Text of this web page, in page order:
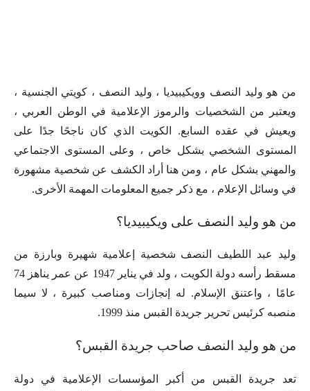
من هو وليد النصف وويكيبيديا ، وليد النصف ، كويتي الجنسية ،
ويعتبر من الشخصيات والرموز الإعلامية في الوطن العربي ،
ويعيش في عقده السابع. الكويت الذي كان ناجحًا جدًا على
المستوى الشخصي بشكل خاص ، وعلى المستوى الاجتماعي
والمهني بشكل عام ، ومن هنا أراد الكشف عن شخصية مشهورة
في وسائل الإعلام ، مع ذكر جميع المعلومات المهمة الأخرى.
من هو وليد النصف على ويكيبيديا؟
وليد عبد اللطيف النصف شخصية إعلامية شهيرة وبارزة من
مسقط رأسه دولة الكويت ، ولد في يناير 1947 عن عمر يناهز 74
عامًا ، واعتنق الإسلام. له إنجازات ومناصب كبيرة ، لا سيما
منصبه كرئيس تحرير جريدة القبس منذ 1999.
من هو وليد النصف صاحب جريدة القبس؟
تعد جريدة القبس من أكبر المؤسسات الإعلامية في دولة